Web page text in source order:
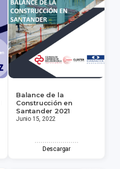
Balance de la
Construcción en
Santander 2021
Junio 15, 2022
Descargar